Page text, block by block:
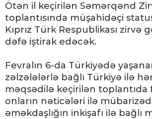
Ötən il keçirilən Səmərqənd
toplantısında müşahidəçi
Kıprız Türk Respublikası zirvə
dəfə iştirak edəcək.
Fevralın 6-da Türkiyədə
zəlzələlərlə bağlı Türkiyə ilə
məqsədilə keçirilən toplantıda
onların nəticələri ilə
əməkdaşlığın inkişafı ilə bağlı